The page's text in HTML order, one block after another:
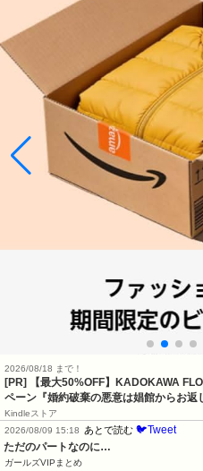
2026/08/18 まで！
[PR] 【最大50%OFF】KADOKAWA
ペーン『婚約破棄の悪意は娼館からお返
Kindleストア
2026/08/09 15:18
あとで読む 🐦Tweet
ただのパートなのに…
ガールズVIPまとめ